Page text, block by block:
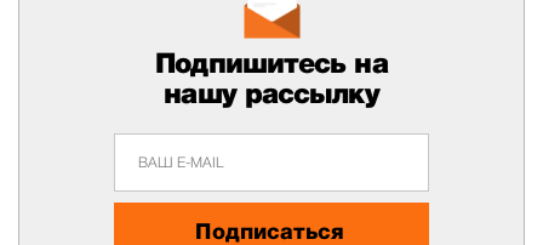
Подпишитесь на
нашу рассылку
Подписаться